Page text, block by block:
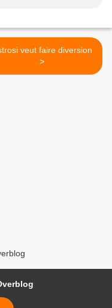
veut faire diversion
>